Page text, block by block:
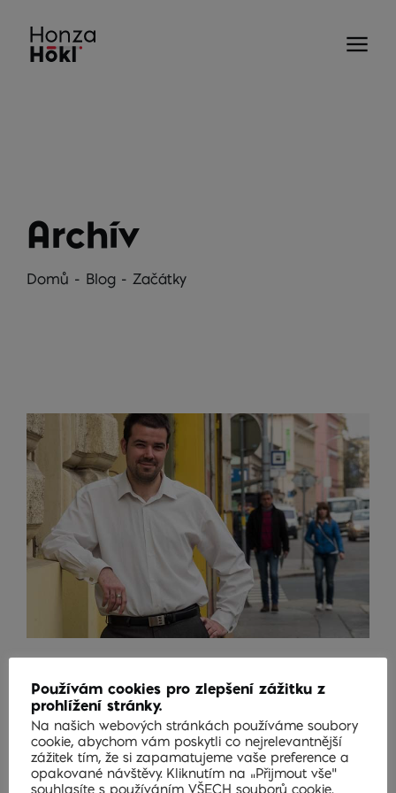
Archív
Domů - Blog - Začátky
Nemusíš mít léta praxe,
stačí být zapálený
Používám cookies pro zlepšení zážitku z
prohlížení stránky.
Na našich webových stránkách používáme soubory
cookie, abychom vám poskytli co nejrelevantnější
zážitek tím, že si zapamatujeme vaše preference a
opakované návštěvy. Kliknutím na „Přijmout vše“
souhlasíte s používáním VŠECH souborů cookie.